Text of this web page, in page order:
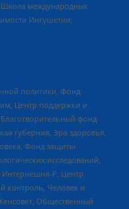
Школа международных
Ингушетии,
политики, Фонд
Центр поддержки и
фонд
губерния, Эра здоровья,
Фонд защиты
исследований,
Интернешнл-Р, Центр
контроль, Человек и
Общественный